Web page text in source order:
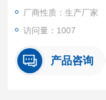
厂商性质：生产厂家
访问量：1007
产品咨询